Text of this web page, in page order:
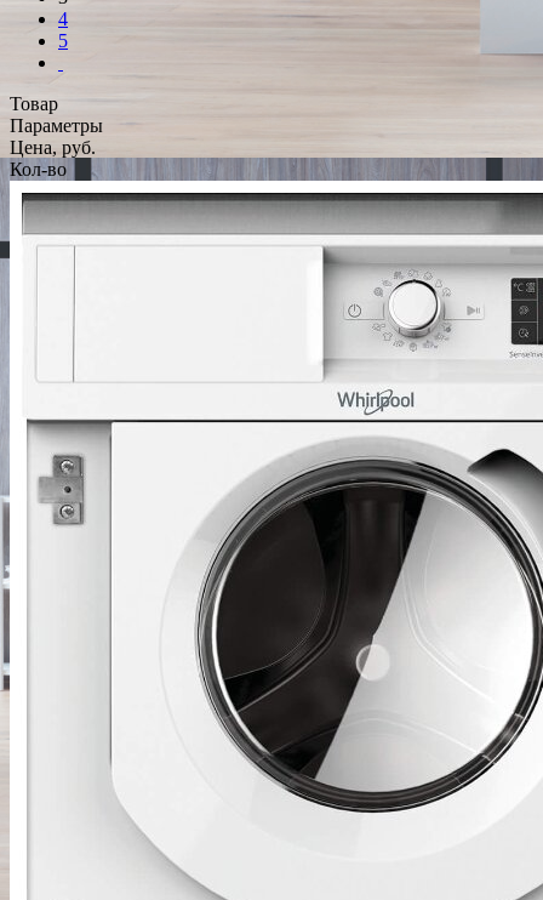
4
5
Товар
Параметры
Цена, руб.
Кол-во